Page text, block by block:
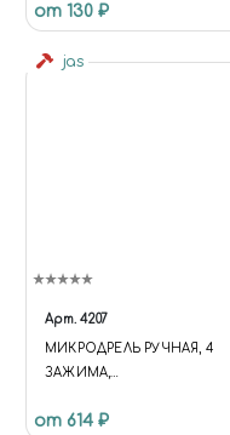
от 130 ₽
jas
Арт. 4207
МИКРОДРЕЛЬ РУЧНАЯ, 4
ЗАЖИМА,
от 614 ₽